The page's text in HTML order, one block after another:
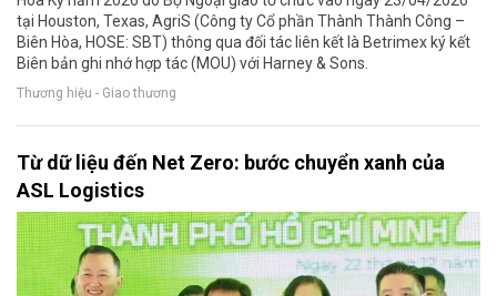
tại Houston, Texas, AgriS (Công ty Cổ phần Thành Thành Công –
Biên Hòa, HOSE: SBT) thông qua đối tác liên kết là Betrimex ký kết
Biên bản ghi nhớ hợp tác (MOU) với Harney & Sons.
Thương hiệu - Giao thương
Từ dữ liệu đến Net Zero: bước chuyển xanh của
ASL Logistics